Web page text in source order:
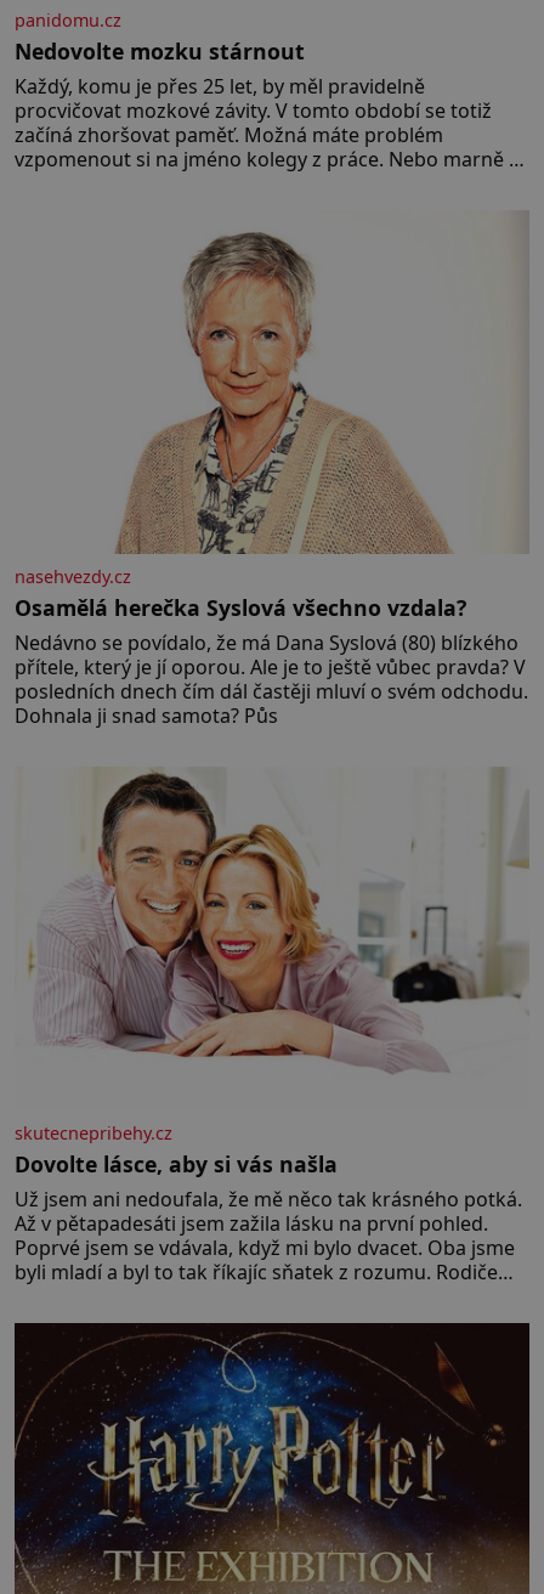
panidomu.cz
Nedovolte mozku stárnout
Každý, komu je přes 25 let, by měl pravidelně
procvičovat mozkové závity. V tomto období se totiž
začíná zhoršovat paměť. Možná máte problém
vzpomenout si na jméno kolegy z práce. Nebo marně v
rozhodla stávkovat. Cvičte
nasehvezdy.cz
Osamělá herečka Syslová všechno vzdala?
Nedávno se povídalo, že má Dana Syslová (80) blízkého
přítele, který je jí oporou. Ale je to ještě vůbec pravda? V
posledních dnech čím dál častěji mluví o svém odchodu.
Dohnala ji snad samota? Půs
skutecnepribehy.cz
Dovolte lásce, aby si vás našla
Už jsem ani nedoufala, že mě něco tak krásného potká.
Až v pětapadesáti jsem zažila lásku na první pohled.
Poprvé jsem se vdávala, když mi bylo dvacet. Oba jsme
byli mladí a byl to tak říkajíc sňatek z rozumu. Rodiče
muž. Manželství nám oběma moc nesvědčilo, brzy jsme
zjistili, že